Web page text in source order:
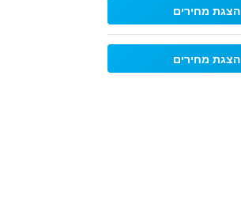
הצגת מחירים
הצגת מחירים